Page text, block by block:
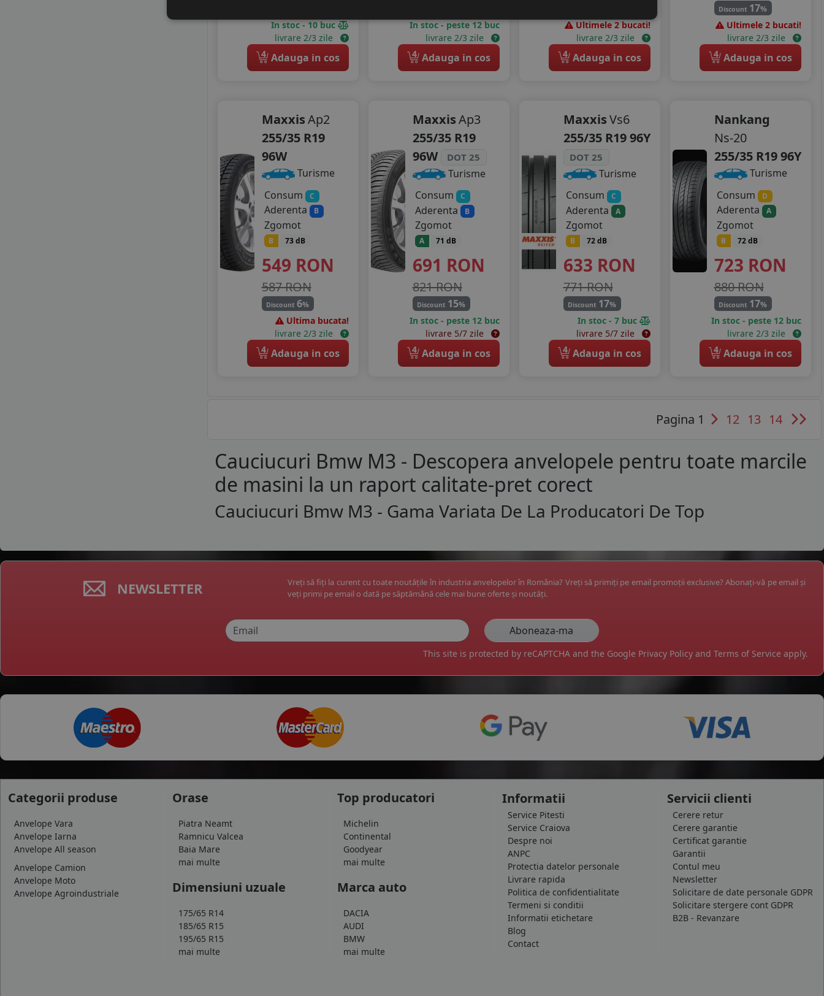
In stoc - 10 buc
livrare 2/3 zile
4 Adauga in cos
In stoc - peste 12 buc
livrare 2/3 zile
4 Adauga in cos
Ultimele 2 bucati!
livrare 2/3 zile
4 Adauga in cos
Discount 17%
Ultimele 2 bucati!
livrare 2/3 zile
4 Adauga in cos
MaxxisAp2
255/35 R19
96W
Turisme
Consum
C
Aderenta B
Zgomot
B 73 dB
549 RON
587 RON
Discount6%
Ultima bucata!
livrare 2/3 zile
4 Adauga in cos
MaxxisAp3
255/35 R19
96W
DOT 25
Turisme
Consum
C
Aderenta B
Zgomot
A 71 dB
691 RON
821 RON
Discount 15%
In stoc - peste 12 buc
livrare 5/7 zile
4 Adauga in cos
MaxxisVs6
255/35 R19 96Y
DOT 25
Turisme
Consum
C
Aderenta A
Zgomot
B 72 dB
633 RON
771 RON
Discount 17%
In stoc - 7 buc
livrare 5/7 zile
4 Adauga in cos
Nankang
Ns-20
255/35 R19 96Y
Turisme
Consum
D
Aderenta A
Zgomot
B 72 dB
723 RON
880 RON
Discount 17%
In stoc - peste 12 buc
livrare 2/3 zile
4 Adauga in cos
Pagina 1 12 13 14
Cauciucuri Bmw M3 - Descopera anvelopele pentru toate marcile
de masini la un raport calitate-pret corect
Cauciucuri Bmw M3 - Gama Variata De La Producatori De Top
NEWSLETTER
Vreți să fiți la curent cu toate noutățile în industria anvelopelor în România? Vreți să primiți pe email promoții exclusive? Abonați-vă pe email și
veți primi pe email o dată pe săptămână cele mai bune oferte și noutăți.
This site is protected by reCAPTCHA and the Google Privacy Policy and Terms of Service apply.
Categorii produse
Anvelope Vara
Anvelope Iarna
Anvelope All season
Anvelope Camion
Anvelope Moto
Anvelope Agroindustriale
Orase
Piatra Neamt
Ramnicu Valcea
Baia Mare
mai multe
Dimensiuni uzuale
175/65 R14
185/65 R15
195/65 R15
mai multe
Top producatori
Michelin
Continental
Goodyear
mai multe
Marca auto
DACIA
AUDI
BMW
mai multe
Informatii
Service Pitesti
Service Craiova
Despre noi
ANPC
Protectia datelor personale
Livrare rapida
Politica de confidentialitate
Termeni si conditii
Informatii etichetare
Blog
Contact
Servicii clienti
Cerere retur
Cerere garantie
Certificat garantie
Garantii
Contul meu
Newsletter
Solicitare de date personale GDPR
Solicitare stergere cont GDPR
B2B - Revanzare